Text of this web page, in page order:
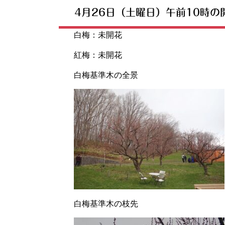
4月26日（土曜日）午前10時の
白梅：未開花
紅梅：未開花
白梅基準木の全景
白梅基準木の枝先